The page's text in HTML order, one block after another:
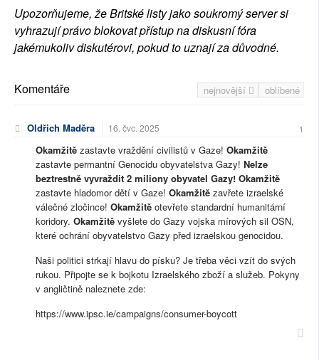
Upozorňujeme, že Britské listy jako soukromý server si
vyhrazují právo blokovat přístup na diskusní fóra
jakémukoliv diskutérovi, pokud to uznají za důvodné.
nejnovější oblíbené
Komentáře
Oldřich Maděra 16. čvc. 2025 1
Okamžitě zastavte vraždění civilistů v Gaze! Okamžitě
zastavte permantní Genocidu obyvatelstva Gazy! Nelze
beztrestně vyvraždit 2 miliony obyvatel Gazy! Okamžitě
zastavte hladomor dětí v Gaze! Okamžitě zavřete izraelské
válečné zločince! Okamžitě otevřete standardní humanitární
koridory. Okamžitě vyšlete do Gazy vojska mírových sil OSN,
které ochrání obyvatelstvo Gazy před izraelskou genocidou.
Naši politici strkají hlavu do písku? Je třeba věci vzít do svých
rukou. Připojte se k bojkotu Izraelského zboží a služeb. Pokyny
v angličtině naleznete zde:
https://www.ipsc.ie/campaigns/consumer-boycott